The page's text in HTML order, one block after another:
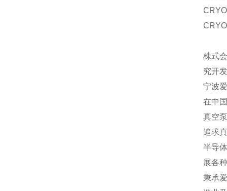
株式
究开
宁波
在中
真空
追求
半导
展各
秉承